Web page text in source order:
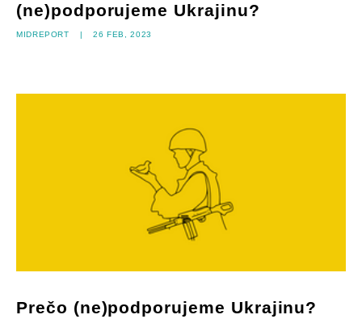
(ne)podporujeme Ukrajinu?
Midreport | 26 feb, 2023
Prečo (ne)podporujeme Ukrajinu?